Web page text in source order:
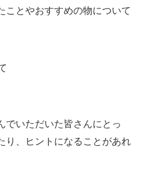
ことやおすすめの物について
でいただいた皆さんにとっ
り、ヒントになることがあれ